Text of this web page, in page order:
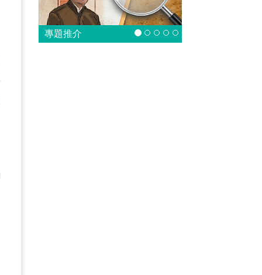
專題推介